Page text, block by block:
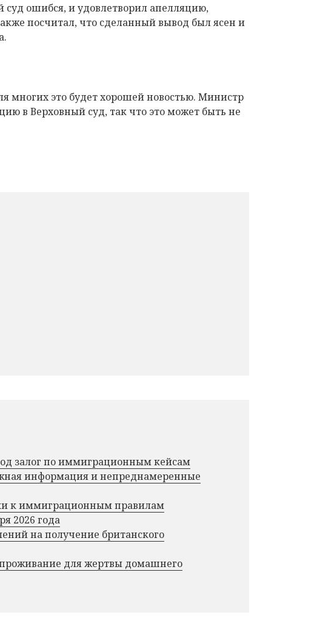
ошибся, и удовлетворил апелляцию,
посчитал, что сделанный вывод был ясен и
многих это будет хорошей новостью. Министр
в Верховный суд, так что это может быть не
залог по иммиграционным кейсам
информация и непреднамеренные
к иммиграционным правилам
2026 года
на получение британского
для жертвы домашнего